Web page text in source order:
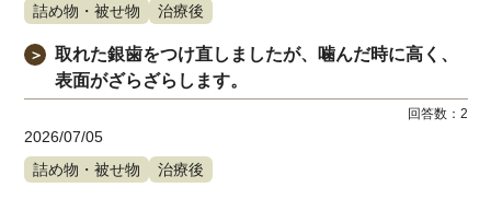
詰め物・被せ物
治療後
＞
取れた銀歯をつけ直しましたが、噛んだ時に高く、
表面がざらざらします。
回答数： 2
2026/07/05
詰め物・被せ物
治療後